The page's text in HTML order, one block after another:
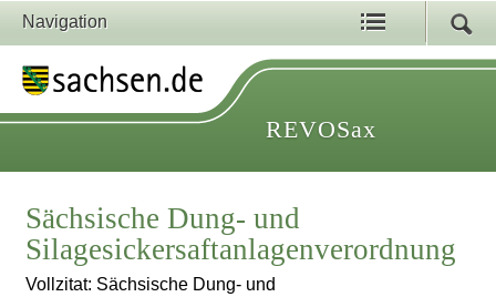
Navigation
REVOSax
Sächsische Dung- und
Silagesickersaftanlagenverordnung
Vollzitat: Sächsische Dung- und